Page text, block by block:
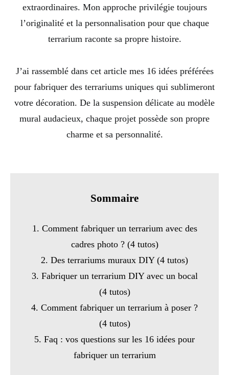
extraordinaires. Mon approche privilégie toujours
l’originalité et la personnalisation pour que chaque
terrarium raconte sa propre histoire.
J’ai rassemblé dans cet article mes 16 idées préférées
pour fabriquer des terrariums uniques qui sublimeront
votre décoration. De la suspension délicate au modèle
mural audacieux, chaque projet possède son propre
charme et sa personnalité.
Sommaire
1. Comment fabriquer un terrarium avec des
cadres photo ? (4 tutos)
2. Des terrariums muraux DIY (4 tutos)
3. Fabriquer un terrarium DIY avec un bocal
(4 tutos)
4. Comment fabriquer un terrarium à poser ?
(4 tutos)
5. Faq : vos questions sur les 16 idées pour
fabriquer un terrarium